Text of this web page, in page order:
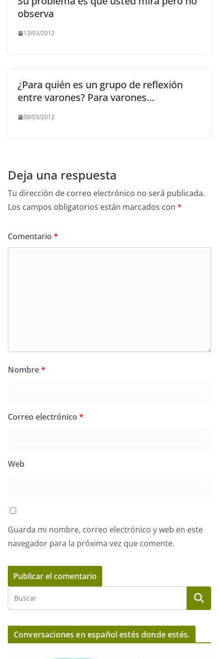
observa
13/03/2012
¿Para quién es un grupo de reflexión
entre varones? Para varones…
08/03/2012
Deja una respuesta
Tu dirección de correo electrónico no será publicada.
Los campos obligatorios están marcados con *
Comentario *
Nombre*
Correo electrónico *
Web
Guarda mi nombre, correo electrónico y web en este
navegador para la próxima vez que comente.
Conversaciones en español estés donde estés.